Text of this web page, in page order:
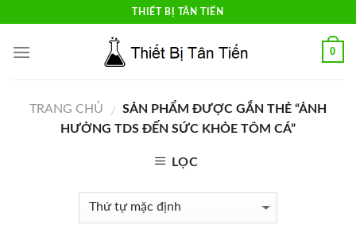
content
THIẾT BỊ TÂN TIẾN
0
TRANG CHỦ / SẢN PHẨM ĐƯỢC GẮN THẺ “ẢNH
HƯỞNG TDS ĐẾN SỨC KHỎE TÔM CÁ”
LỌC